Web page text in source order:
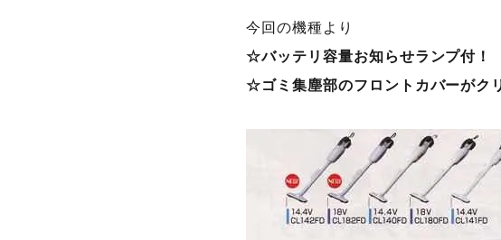
今回の機種より
☆バッテリ容量お知らせランプ付！
☆ゴミ集塵部のフロントカバーがク